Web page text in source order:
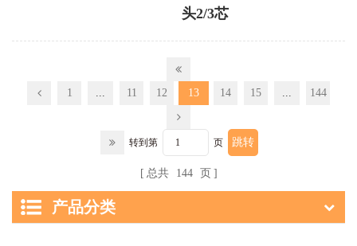
头2/3芯
1 11 12 13 14 15 144
转到第 页
总共 144 页
产品分类